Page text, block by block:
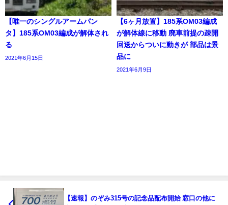
【唯一のシングルアームパン
タ】185系OM03編成が解体され
る
2021年6月15日
【6ヶ月放置】185系OM03編成
が解体線に移動 廃車前提の疎開
回送からついに動きが 部品は景
品に
2021年6月9日
【速報】のぞみ315号の記念品配布開始 窓口の他に